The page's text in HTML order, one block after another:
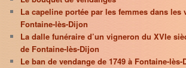
La capeline portée par les femmes dans les
Fontaine-lès-Dijon
La dalle funéraire d’un vigneron du XVIe
de Fontaine-lès-Dijon
Le ban de vendange de 1749 à Fontaine-lès-